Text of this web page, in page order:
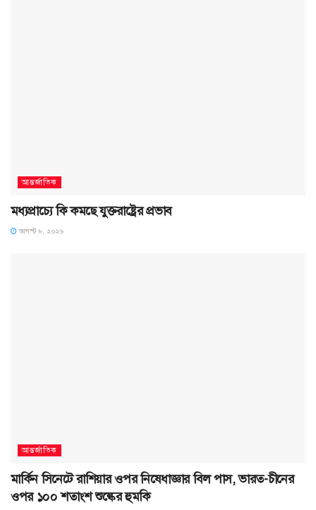
আন্তর্জাতিক
মধ্যপ্রাচ্যে কি কমছে যুক্তরাষ্ট্রের প্রভাব
আগস্ট ৮, ২০২৬
আন্তর্জাতিক
মার্কিন সিনেটে রাশিয়ার ওপর নিষেধাজ্ঞার বিল পাস, ভারত-চীনের
ওপর ১০০ শতাংশ শুল্কের হুমকি